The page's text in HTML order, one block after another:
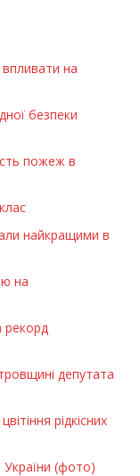
на
безпеки
пожеж в
найкращими в
на
рекорд
депутата
рідкісних
України (фото)